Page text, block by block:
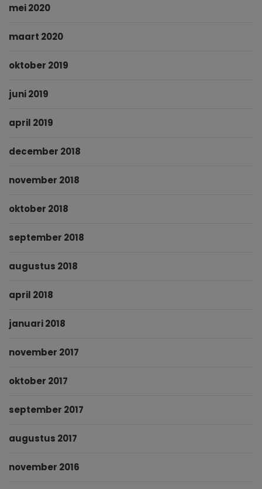
mei 2020
maart 2020
oktober 2019
juni 2019
april 2019
december 2018
november 2018
oktober 2018
september 2018
augustus 2018
april 2018
januari 2018
november 2017
oktober 2017
september 2017
augustus 2017
november 2016